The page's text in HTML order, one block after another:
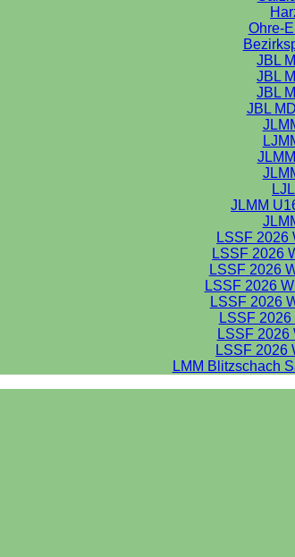
Ohre-
JBL
JBL
JBL
JBL
JLMM
LSSF 2026
LSSF 2026
LSSF 2026
LSSF 2026
LSSF 2026
LSSF 2026
LSSF 2026
LSSF 2026
LMM Blitzschach